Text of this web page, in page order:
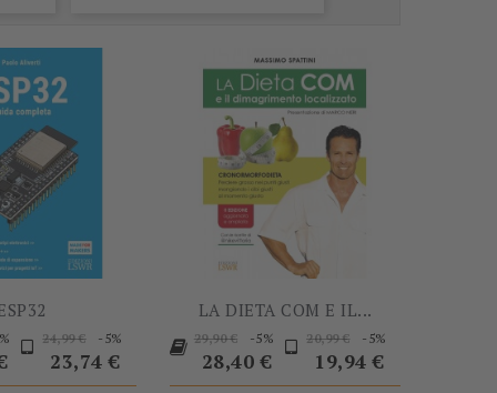
Prezzo
Prezzo
base
24,99 € -5%
Prezzo
23,74 €
LA DIETA COM E IL...
Prezzo
base
29,90 € -5%
Prezzo
28,40 €
Prezzo
base
20,99 € -5%
19,94 €